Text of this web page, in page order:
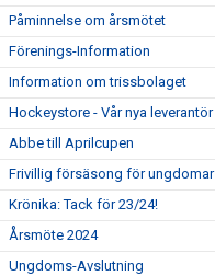
Påminnelse om årsmötet
Förenings-Information
Information om trissbolaget
Hockeystore - Vår nya leverantör
Abbe till Aprilcupen
Frivillig försäsong för ungdomar
Krönika: Tack för 23/24!
Årsmöte 2024
Ungdoms-Avslutning